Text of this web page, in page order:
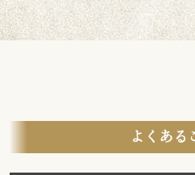
よくある